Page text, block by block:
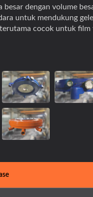
besar dengan volume
untuk mendukung
cocok untuk film